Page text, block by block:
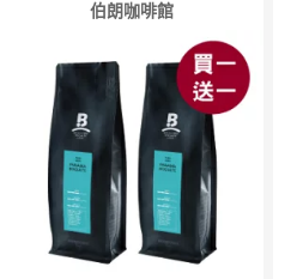
伯朗咖啡館